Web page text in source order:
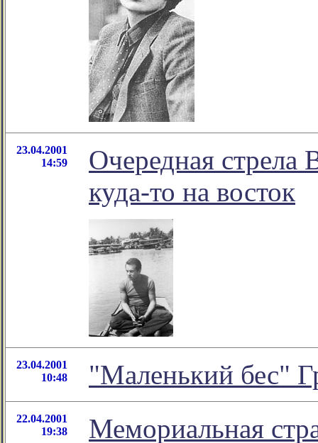
23.04.2001
14:59
Очередная стрела
куда-то на восток
23.04.2001
10:48
"Маленький бес"
22.04.2001
19:38
Мемориальная